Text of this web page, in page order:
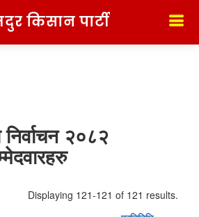
किसान पार्टी
निर्वाचन २०८२
Displaying 121-121 of 121 results.